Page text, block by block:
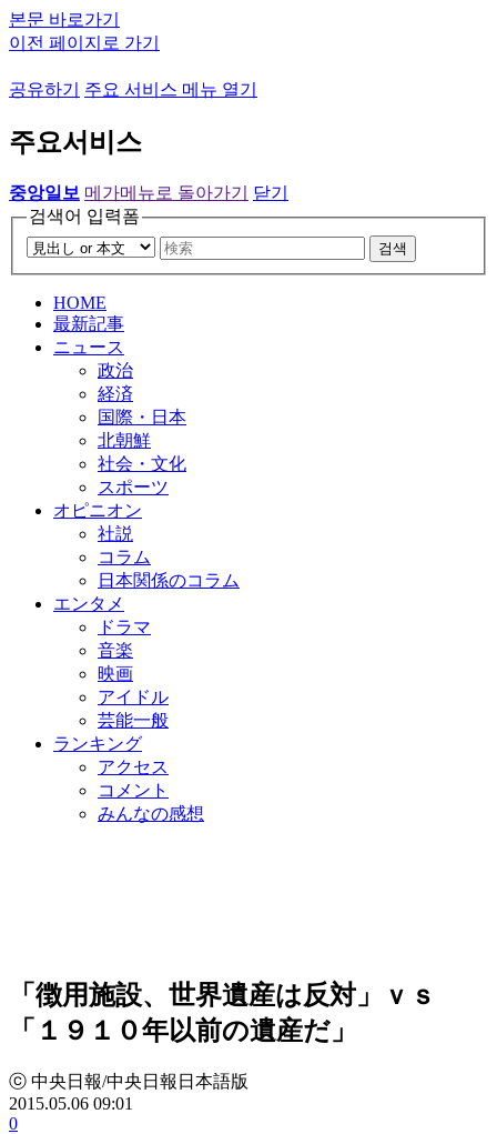
본문 바로가기
이전 페이지로 가기
공유하기 주요 서비스 메뉴 열기
주요서비스
중앙일보 메가메뉴로 돌아가기
닫기
검색어 입력폼
검색
HOME
最新記事
ニュース
政治
経済
国際・日本
北朝鮮
社会・文化
スポーツ
オピニオン
社説
コラム
日本関係のコラム
エンタメ
ドラマ
音楽
映画
アイドル
芸能一般
ランキング
アクセス
コメント
みんなの感想
「徴用施設、世界遺産は反対」ｖｓ
「１９１０年以前の遺産だ」
ⓒ 中央日報/中央日報日本語版
2015.05.06 09:01
0